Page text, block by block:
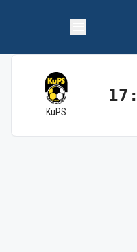
KuPS